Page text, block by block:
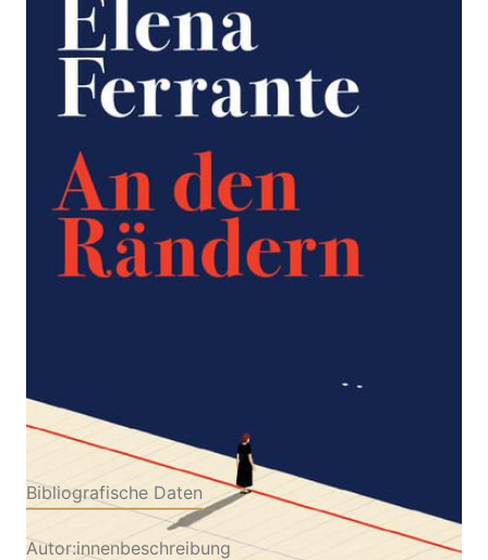
Zur Wunschliste hinzufügen
Persönliche Einblicke in das Lesen und Schreiben
der Weltbestsellerautorin von »Meine geniale
Freundin«
Elena Ferrante
ISBN: 978-3-51843295-
Bibliografische Daten
Autor:innenbeschreibung